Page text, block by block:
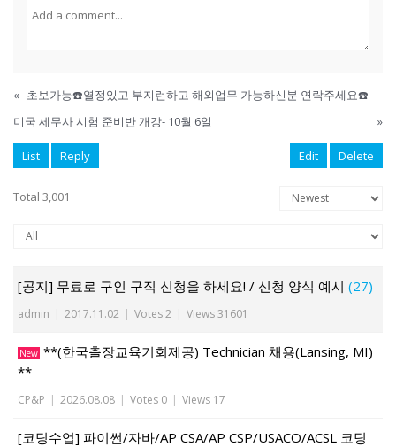
« 초보가능☎️열정있고 부지런하고 해외업무 가능하신분 연락주세요☎️
미국 세무사 시험 준비반 개강- 10월 6일
»
List Reply Edit Delete
Total 3,001
[공지] 무료로 구인 구직 신청을 하세요! / 신청 양식 예시 (27)
admin | 2017.11.02 | Votes 2 | Views 31601
New **(한국출장교육기회제공) Technician 채용(Lansing, MI)
**
CP&P | 2026.08.08 | Votes 0 | Views 17
[코딩수업] 파이썬/자바/AP CSA/AP CSP/USACO/ACSL 코딩